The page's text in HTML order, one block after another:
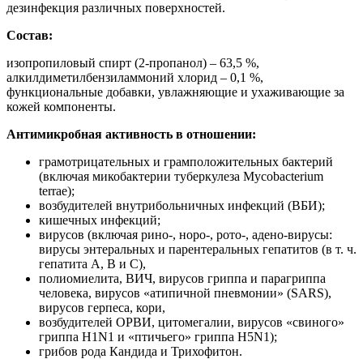
дезинфекция различных поверхностей.
Состав:
изопропиловый спирт (2-пропанол) – 63,5 %,
алкилдиметилбензиламмоний хлорид – 0,1 %,
функциональные добавки, увлажняющие и ухаживающие за
кожей компоненты.
Антимикробная активность в отношении:
грамотрицательных и грамположительных бактерий
(включая микобактерии туберкулеза Mycobacterium
terrae);
возбудителей внутрибольничных инфекций (ВБИ);
кишечных инфекций;
вирусов (включая рино-, норо-, рото-, адено-вирусы:
вирусы энтеральных и парентеральных гепатитов (в т. ч.
гепатита А, В и С),
полиомиелита, ВИЧ, вирусов гриппа и парагриппа
человека, вирусов «атипичной пневмонии» (SARS),
вирусов герпеса, кори,
возбудителей ОРВИ, цитомегалии, вирусов «свиного»
гриппа H1N1 и «птичьего» гриппа H5N1);
грибов рода Кандида и Трихофитон.